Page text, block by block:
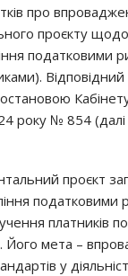
про
проєкту
податковими
Кабінету
року № 854
проєкт
податковими
платників
Його мета –
у